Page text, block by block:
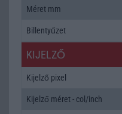
Méret mm
Billentyűzet
KIJELZŐ
Kijelző pixel
Kijelző méret - col/inch